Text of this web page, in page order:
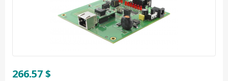
266.57 $